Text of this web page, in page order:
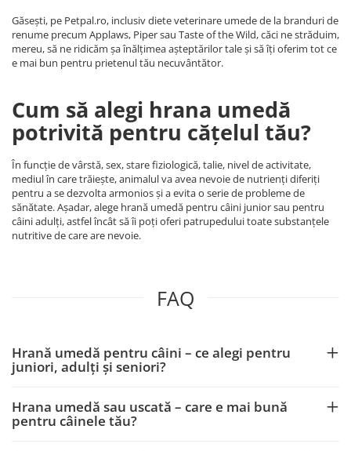
Găsești, pe Petpal.ro, inclusiv diete veterinare umede de la branduri de
renume precum Applaws, Piper sau Taste of the Wild, căci ne străduim,
mereu, să ne ridicăm șa înălțimea așteptărilor tale și să îți oferim tot ce
e mai bun pentru prietenul tău necuvântător.
Cum să alegi hrana umedă
potrivită pentru cățelul tău?
În funcție de vârstă, sex, stare fiziologică, talie, nivel de activitate,
mediul în care trăiește, animalul va avea nevoie de nutrienți diferiți
pentru a se dezvolta armonios și a evita o serie de probleme de
sănătate. Așadar, alege hrană umedă pentru câini junior sau pentru
câini adulți, astfel încât să îi poți oferi patrupedului toate substanțele
nutritive de care are nevoie.
FAQ
Hrană umedă pentru câini – ce alegi pentru
juniori, adulți și seniori?
Hrana umedă sau uscată – care e mai bună
pentru câinele tău?